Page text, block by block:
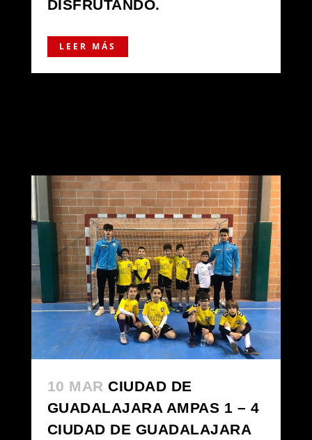
DISFRUTANDO.
LEER MÁS
10 MAR CIUDAD DE
GUADALAJARA AMPAS 1 – 4
CIUDAD DE GUADALAJARA